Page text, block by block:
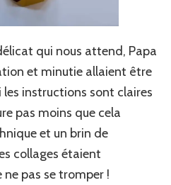
qui nous attend, Papa
et minutie allaient être
les instructions sont claires
pas moins que cela
et un brin de
collages étaient
ne pas se tromper !